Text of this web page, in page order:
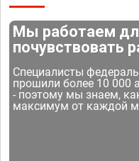
Мы работаем
почувствовать
Специалисты
прошили более 10 000
- поэтому мы знаем,
максимум от каждой